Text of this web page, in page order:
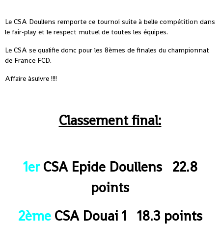
Le CSA Doullens remporte ce tournoi suite à belle compétition dans
le fair-play et le respect mutuel de toutes les équipes.
Le CSA se qualifie donc pour les 8èmes de finales du championnat
de France FCD.
Affaire àsuivre !!!!
Classement final:
1erCSA Epide Doullens 22.8
points
2èmeCSA Douai 1 18.3 points